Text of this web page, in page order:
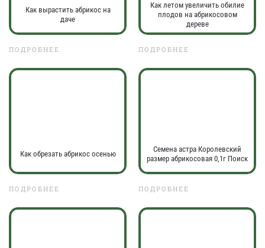
Как вырастить абрикос на
даче
ПОДРОБНЕЕ
Как летом увеличить обилие
плодов на абрикосовом
дереве
ПОДРОБНЕЕ
Как обрезать абрикос осенью
ПОДРОБНЕЕ
Семена астра Королевский
размер абрикосовая 0,1г Поиск
ПОДРОБНЕЕ